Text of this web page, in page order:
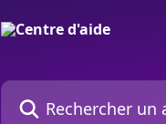
Rechercher un article...